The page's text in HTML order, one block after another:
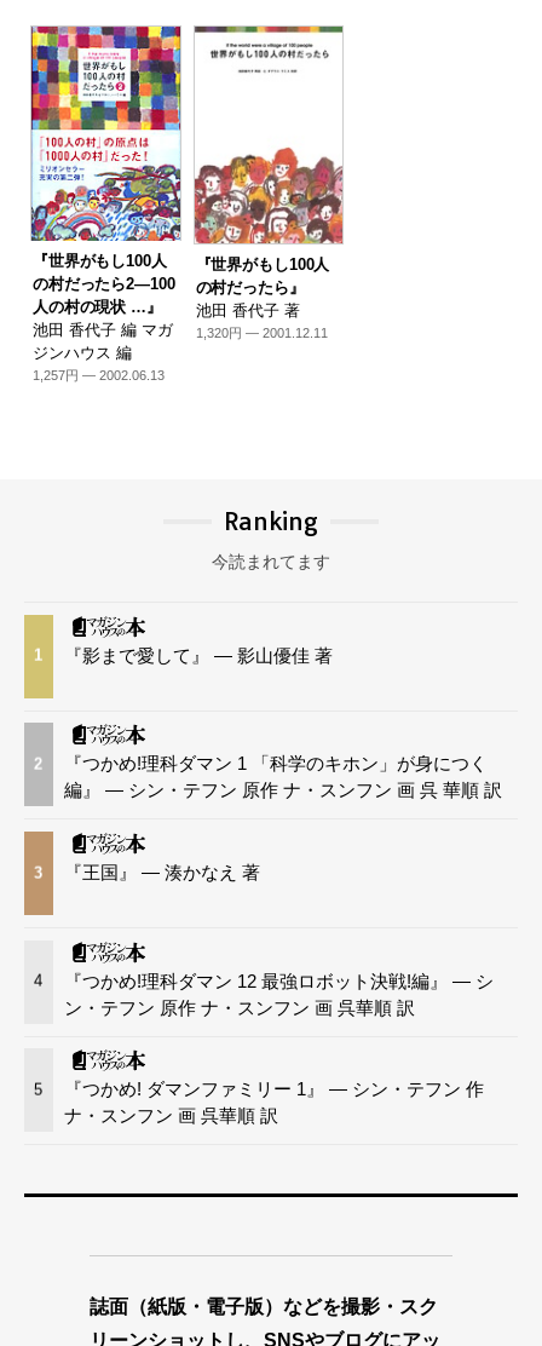
『世界がもし100人
の村だったら2―100
人の村の現状 …』
池田 香代子 編 マガ
ジンハウス 編
1,257円 — 2002.06.13
『世界がもし100人
の村だったら』
池田 香代子 著
1,320円 — 2001.12.11
Ranking
今読まれてます
1 『影まで愛して』 — 影山優佳 著
2
『つかめ!理科ダマン 1 「科学のキホン」が身につく
編』 — シン・テフン 原作 ナ・スンフン 画 呉 華順 訳
3 『王国』 — 湊かなえ 著
4
『つかめ!理科ダマン 12 最強ロボット決戦!編』 — シ
ン・テフン 原作 ナ・スンフン 画 呉華順 訳
5
『つかめ! ダマンファミリー 1』 — シン・テフン 作
ナ・スンフン 画 呉華順 訳
誌面（紙版・電子版）などを撮影・スク
リーンショットし、SNSやブログにアッ